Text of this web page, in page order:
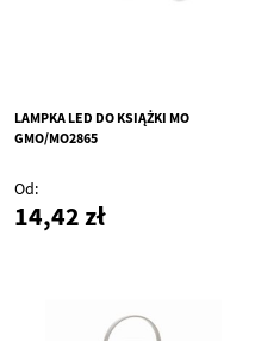
LAMPKA LED DO KSIĄŻKI MO
GMO/MO2865
Od
14,42 zł